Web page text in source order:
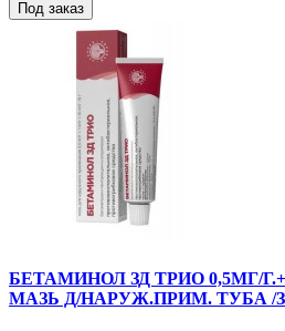
Под заказ
БЕТАМИНОЛ ЗД ТРИО 0,5МГ/
МАЗЬ Д/НАРУЖ.ПРИМ. ТУБА /